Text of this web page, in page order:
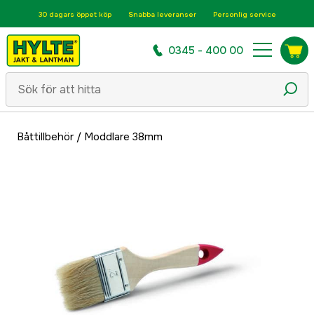
30 dagars öppet köp Snabba leveranser Personlig service
0345 - 400 00
Båttillbehör/ Moddlare 38mm